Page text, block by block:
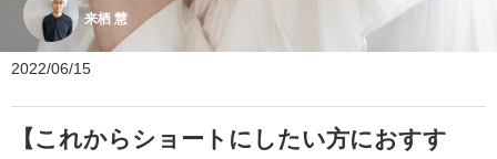
来栖 慧
2022/06/15
【これからショートにしたい方におすす